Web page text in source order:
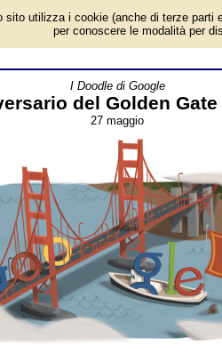
del Golden Gate Bridge - Almanacco
27 maggio, per la rubrica 'I Doodle di
un simbolo, e la parte sud della
I Doodle di Google
del Golden
27 maggio
sito utilizza i cookie (anche di terze parti
per conoscere le modalità per